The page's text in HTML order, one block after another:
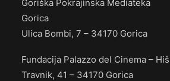
Goriška Pokrajinska Mediateka
Gorica
Ulica Bombi, 7 – 34170 Gorica
Fundacija Palazzo del Cinema –
Travnik, 41 – 34170 Gorica